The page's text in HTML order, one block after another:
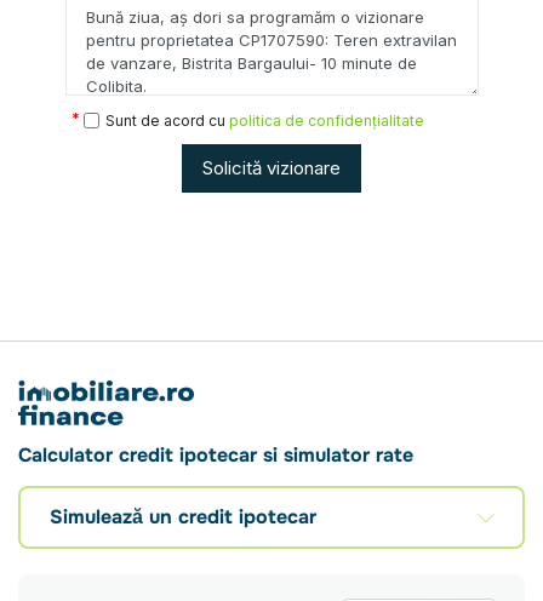
Sunt de acord cu politica de confidențialitate
Solicită vizionare